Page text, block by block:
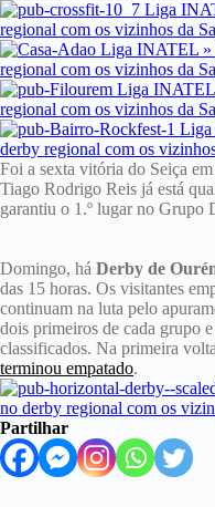
Foi a sexta vitória do Seiça
Tiago Rodrigo Reis já está
garantiu o 1.º lugar no Grupo
Domingo, há Derby de
das 15 horas. Os visitantes
continuam na luta pelo
dois primeiros de cada grupo
classificados. Na primeira
terminou empatado.
Partilhar